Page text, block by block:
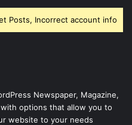
Posts, Incorrect account info.
Newspaper, Magazine,
options that allow you to
website to your needs.